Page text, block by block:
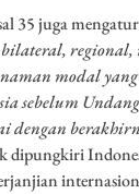
35 juga
modal
sebelum
dengan
dipungkiri